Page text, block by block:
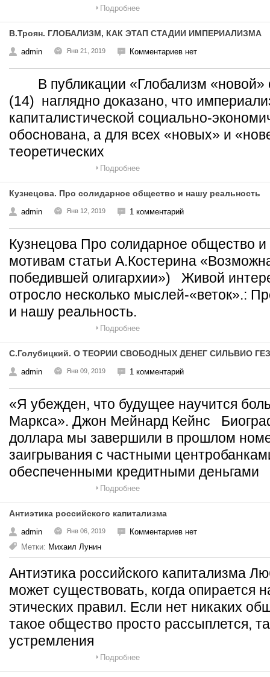
Подробнее
В.Троян. ГЛОБАЛИЗМ, КАК ЭТАП СТАДИИ ИМПЕРИАЛИЗМА
admin Янв 21, 2019 Комментариев нет
В публикации «Глобализм «новой»
(14) наглядно доказано, что
капиталистической социально-
обоснована, а для всех «новых» и
теоретических
Подробнее
Кузнецова. Про солидарное общество и нашу реальность
admin Янв 12, 2019 1 комментарий
Кузнецова Про солидарное общество
мотивам статьи А.Костерина
победившей олигархии») Живой
отросло несколько мыслей-«веток».:
и нашу реальность.
Подробнее
С.Голубицкий. О ТЕОРИИ СВОБОДНЫХ ДЕНЕГ СИЛЬВИО
admin Янв 09, 2019 1 комментарий
«Я убежден, что будущее научится
Маркса». Джон Мейнард Кейнс
доллара мы завершили в прошлом
заигрывания с частными
обеспеченными кредитными деньгами
Подробнее
Антиэтика российского капитализма
admin Янв 06, 2019
Комментариев нет
Метки: Михаил Лунин
Антиэтика российского капитализма
может существовать, когда опирается
этических правил. Если нет никаких
такое общество просто рассыплется,
устремления
Подробнее